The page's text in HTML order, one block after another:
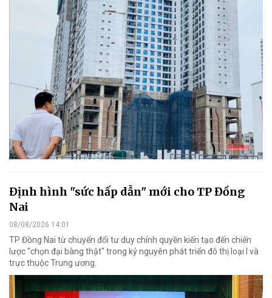
Định hình "sức hấp dẫn" mới cho TP Đồng
Nai
08/08/2026 14:01
TP Đồng Nai từ chuyển đổi tư duy chính quyền kiến tạo đến chiến
lược "chọn đại bàng thật" trong kỷ nguyên phát triển đô thị loại I và
trực thuộc Trung ương.